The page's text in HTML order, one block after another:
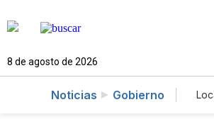
8 de agosto de 2026
Noticias Gobierno